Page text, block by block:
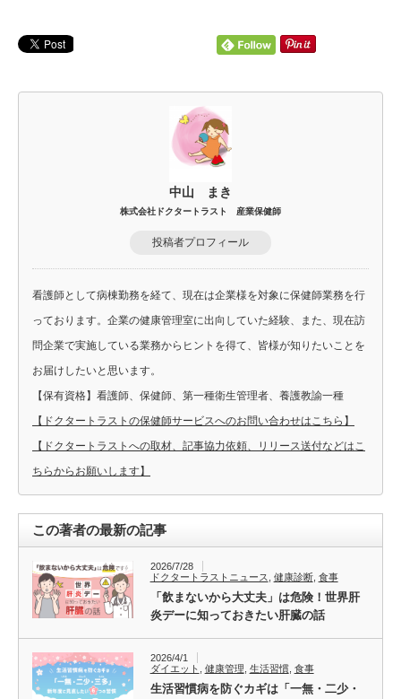
中山 まき
株式会社ドクタートラスト 産業保健師
投稿者プロフィール
看護師として病棟勤務を経て、現在は企業様を対象に保健師業務を行
っております。企業の健康管理室に出向していた経験、また、現在訪
問企業で実施している業務からヒントを得て、皆様が知りたいことを
お届けしたいと思います。
【保有資格】看護師、保健師、第一種衛生管理者、養護教諭一種
【ドクタートラストの保健師サービスへのお問い合わせはこちら】
【ドクタートラストへの取材、記事協力依頼、リリース送付などはこ
ちらからお願いします】
この著者の最新の記事
2026/7/28
ドクタートラストニュース
健康診断, 食事
「飲まないから大丈夫」は危険！世界肝
炎デーに知っておきたい肝臓の話
2026/4/1
ダイエット
健康管理 生活習慣, 食事
生活習慣病を防ぐカギは「一無・二少・